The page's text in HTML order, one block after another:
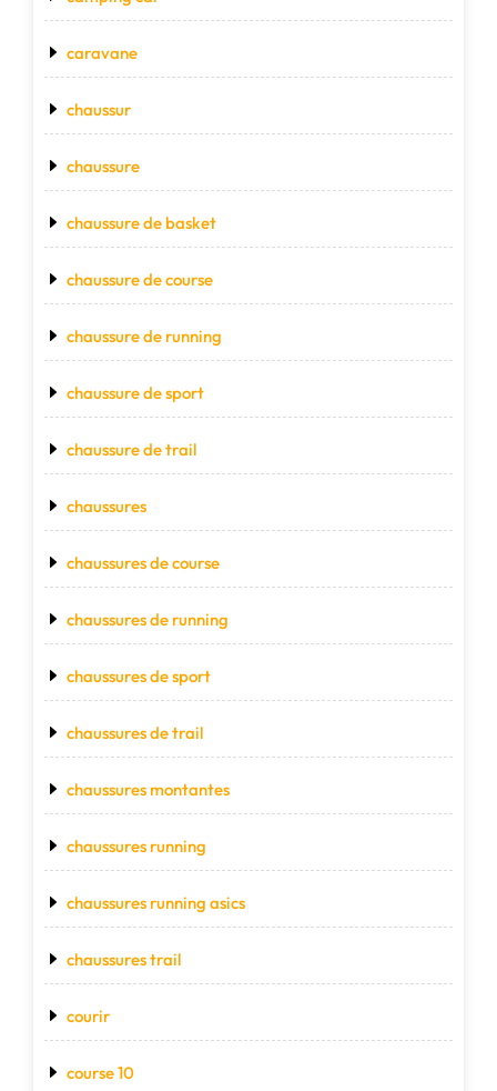
caravane
chaussur
chaussure
chaussure de basket
chaussure de course
chaussure de running
chaussure de sport
chaussure de trail
chaussures
chaussures de course
chaussures de running
chaussures de sport
chaussures de trail
chaussures montantes
chaussures running
chaussures running asics
chaussures trail
courir
course 10